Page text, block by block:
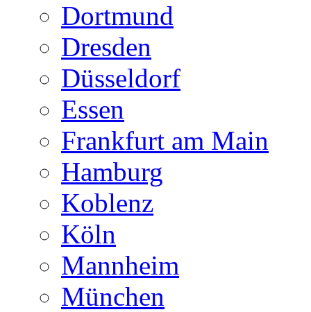
Dortmund
Dresden
Düsseldorf
Essen
Frankfurt am Main
Hamburg
Koblenz
Köln
Mannheim
München